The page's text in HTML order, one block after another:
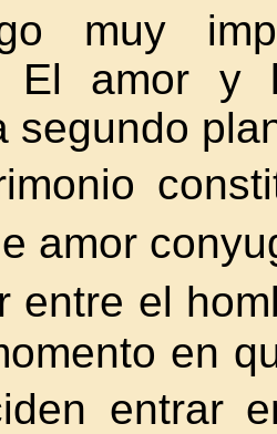
muy
El amor y
segundo
amor
el
en
entrar